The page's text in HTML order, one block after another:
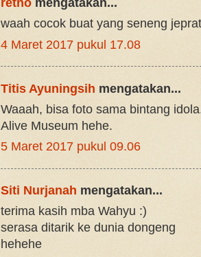
retno mengatakan...
waah cocok buat yang seneng
4 Maret 2017 pukul 17.08
Titis Ayuningsih mengatakan...
Waaah, bisa foto sama bintang
Alive Museum hehe.
5 Maret 2017 pukul 09.06
Siti Nurjanah mengatakan...
terima kasih mba Wahyu :)
serasa ditarik ke dunia dongeng
hehehe